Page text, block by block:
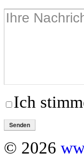
Ich
© 2026